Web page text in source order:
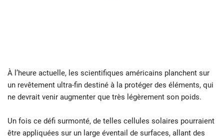
À l’heure actuelle, les scientifiques américains planchent sur
un revêtement ultra-fin destiné à la protéger des éléments, qui
ne devrait venir augmenter que très légèrement son poids.
Un fois ce défi surmonté, de telles cellules solaires pourraient
être appliquées sur un large éventail de surfaces, allant des